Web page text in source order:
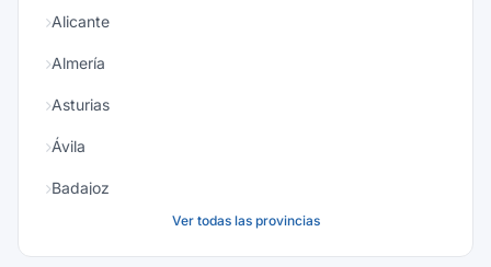
Alicante
Almería
Asturias
Ávila
Badajoz
Ver todas las provincias